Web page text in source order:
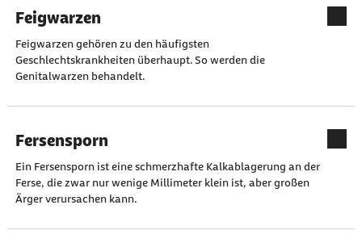
Feigwarzen
Feigwarzen gehören zu den häufigsten
Geschlechtskrankheiten überhaupt. So werden die
Genitalwarzen behandelt.
Fersensporn
Ein Fersensporn ist eine schmerzhafte Kalkablagerung an der
Ferse, die zwar nur wenige Millimeter klein ist, aber großen
Ärger verursachen kann.